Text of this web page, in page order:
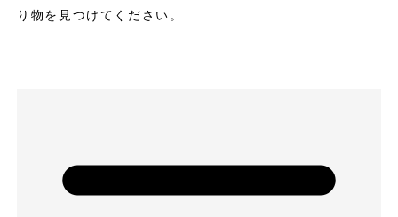
り物を見つけてください。